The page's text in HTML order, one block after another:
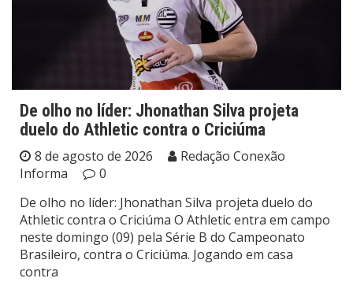
De olho no líder: Jhonathan Silva projeta
duelo do Athletic contra o Criciúma
8 de agosto de 2026
Redação Conexão
Informa
0
De olho no líder: Jhonathan Silva projeta duelo do
Athletic contra o Criciúma O Athletic entra em campo
neste domingo (09) pela Série B do Campeonato
Brasileiro, contra o Criciúma. Jogando em casa
contra